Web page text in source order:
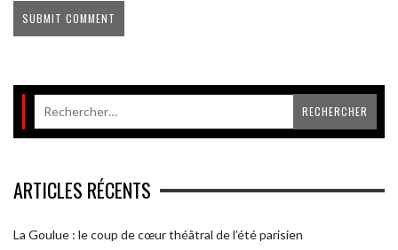
ARTICLES RÉCENTS
La Goulue : le coup de cœur théâtral de l’été parisien